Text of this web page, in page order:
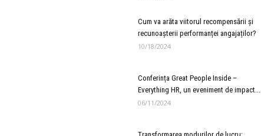
Cum va arăta viitorul recompensării și
recunoașterii performanței angajaților?
10/18/2024
Conferința Great People Inside –
Everything HR, un eveniment de impact...
06/11/2024